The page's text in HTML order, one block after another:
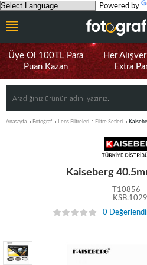
Powered by
Üye Ol 100TL Para
Puan Kazan
Her
Extra
Anasayfa Fotoğraf Lens Filtreleri Filtre Setleri
Kaiseberg
T10856
0